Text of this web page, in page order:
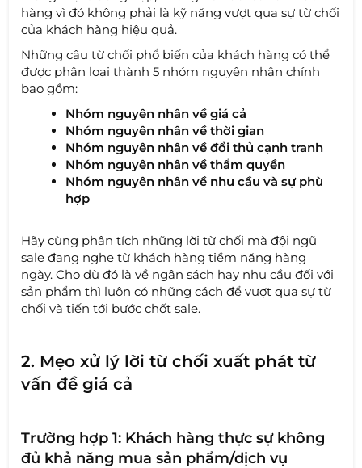
hàng vì đó không phải là kỹ năng vượt qua sự từ chối
của khách hàng hiệu quả.
Những câu từ chối phổ biến của khách hàng có thể
được phân loại thành 5 nhóm nguyên nhân chính
bao gồm:
Nhóm nguyên nhân về giá cả
Nhóm nguyên nhân về thời gian
Nhóm nguyên nhân về đổi thủ cạnh tranh
Nhóm nguyên nhân về thẩm quyền
Nhóm nguyên nhân về nhu cầu và sự phù
hợp
Hãy cùng phân tích những lời từ chối mà đội ngũ
sale đang nghe từ khách hàng tiềm năng hàng
ngày. Cho dù đó là về ngân sách hay nhu cầu đối với
sản phẩm thì luôn có những cách để vượt qua sự từ
chối và tiến tới bước chốt sale.
2. Mẹo xử lý lời từ chối xuất phát từ
vấn đề giá cả
Trường hợp 1: Khách hàng thực sự không
đủ khả năng mua sản phẩm/dịch vụ